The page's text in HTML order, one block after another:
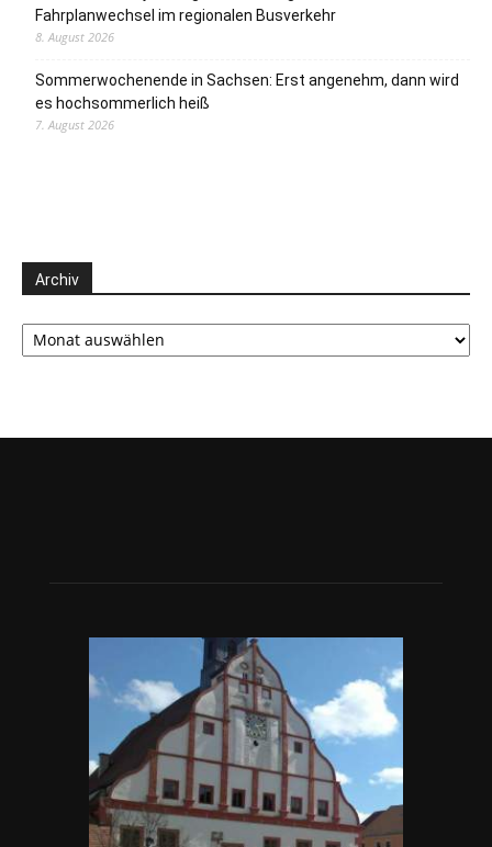
Fahrplanwechsel im regionalen Busverkehr
8. August 2026
Sommerwochenende in Sachsen: Erst angenehm, dann wird
es hochsommerlich heiß
7. August 2026
Archiv
Archiv